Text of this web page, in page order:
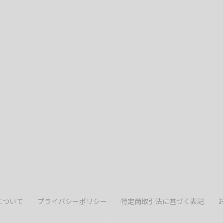
いて プライバシーポリシー 特定商取引法に基づく表記